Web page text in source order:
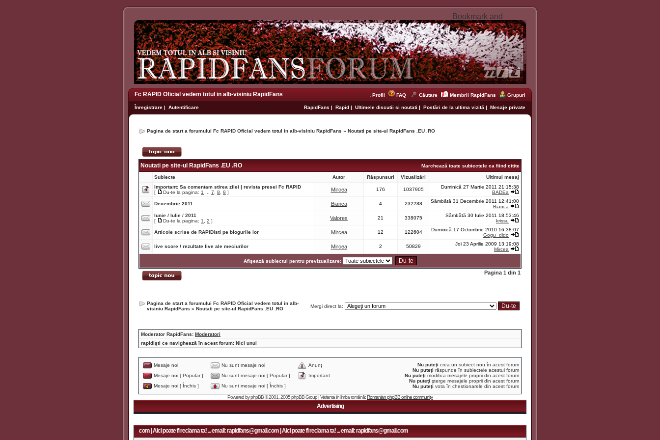
Fc RAPID Oficial vedem totul in alb-visiniu RapidFans Profil FAQ Căutare Membrii RapidFans Grupuri
Înregistrare | Autentificare RapidFans | Rapid | Ultimele discutii si noutati | Postări de la ultima vizită | Mesaje private
Pagina de start a forumului Fc RAPID Oficial vedem totul in alb-visiniu RapidFans » Noutati pe site-ul RapidFans .EU .RO
Noutati pe site-ul RapidFans .EU .RO Marchează toate subiectele ca fiind citite
Subiecte Autor Răspunsuri Vizualizări
Ultimul mesaj
Important: Sa comentam stirea zilei | revista presei Fc RAPID
[
Du-te la pagina: 1 7 8 9 ] Mircea 176 1037905
Duminică 27 Martie 2011 21:15:38
BADEa
Decembrie 2011 Bianca 4 232288
Sâmbătă 31 Decembrie 2011 12:41:00
Bianca
Iunie / Iulie / 2011
[
Du-te la pagina: 1 2 ] Valores 21 338075
Sâmbătă 30 Iulie 2011 18:53:46
krissu
Articole scrise de RAPIDisti pe blogurile lor Mircea 12 122604
Duminică 17 Octombrie 2010 16:38:07
Gogu_dido
live score / rezultate live ale meciurilor Mircea 2 50829
Joi 23 Aprilie 2009 13:19:08
Mircea
Afişează subiectul pentru previzualizare:
Pagina 1 din 1
Pagina de start a forumului Fc RAPID Oficial vedem totul in alb-
visiniu RapidFans » Noutati pe site-ul RapidFans .EU .RO Mergi direct la:
Moderator RapidFans: Moderatori
rapidişti ce navighează în acest forum: Nici unul
Mesaje noi Nu sunt mesaje noi
Anunţ
Mesaje noi [ Popular ]
Nu sunt mesaje noi [ Popular ]
Important
Mesaje noi [ Închis ]
Nu sunt mesaje noi [ Închis ]
Nu puteţi crea un subiect nou în acest forum
Nu puteţi răspunde în subiectele acestui forum
Nu puteţi modifica mesajele proprii din acest forum
Nu puteţi şterge mesajele proprii din acest forum
Nu puteţi vota în chestionarele din acest forum
Powered byphpBB© 2001, 2005 phpBB Group | Varianta în limba română:Romanian phpBB online community
Advertising
Aici poate fi reclama ta! ... email: rapidfans@gmail.com | Aici poate fi reclama ta! ... email: rapidfans@gmail.com | Aici poate fi reclama ta! ... email: rapidfans@gmail.com